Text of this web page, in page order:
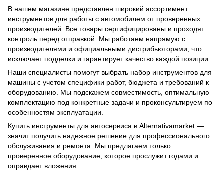
В нашем магазине представлен широкий ассортимент
инструментов для работы с автомобилем от проверенных
производителей. Все товары сертифицированы и проходят
контроль перед отправкой. Мы работаем напрямую с
производителями и официальными дистрибьюторами, что
исключает подделки и гарантирует качество каждой позиции.
Наши специалисты помогут выбрать набор инструментов для
машины с учетом специфики работ, бюджета и требований к
оборудованию. Мы подскажем совместимость, оптимальную
комплектацию под конкретные задачи и проконсультируем по
особенностям эксплуатации.
Купить инструменты для автосервиса в Alternativamarket —
значит получить надежное решение для профессионального
обслуживания и ремонта. Мы предлагаем только
проверенное оборудование, которое прослужит годами и
оправдает вложения.